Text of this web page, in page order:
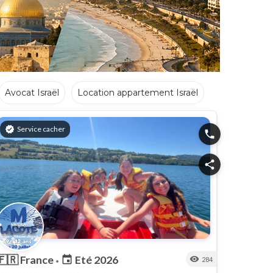
Avocat Israël Location appartement Israël
verified Service cacher phone
share
France • event Eté 2026 visibility 284